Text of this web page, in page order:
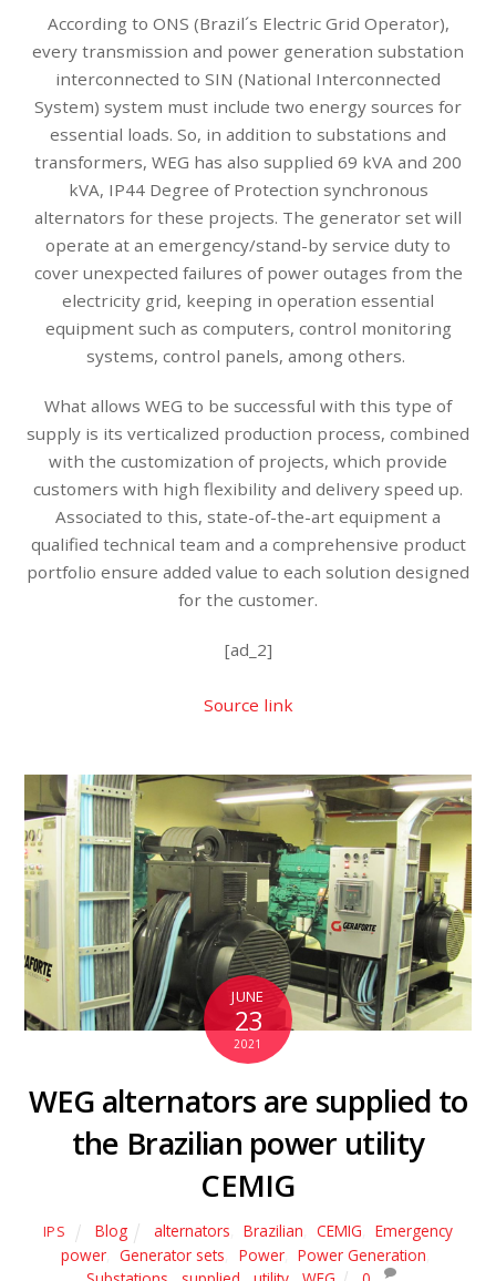
According to ONS (Brazil´s Electric Grid Operator),
every transmission and power generation substation
interconnected to SIN (National Interconnected
System) system must include two energy sources for
essential loads. So, in addition to substations and
transformers, WEG has also supplied 69 kVA and 200
kVA, IP44 Degree of Protection synchronous
alternators for these projects. The generator set will
operate at an emergency/stand-by service duty to
cover unexpected failures of power outages from the
electricity grid, keeping in operation essential
equipment such as computers, control monitoring
systems, control panels, among others.
What allows WEG to be successful with this type of
supply is its verticalized production process, combined
with the customization of projects, which provide
customers with high flexibility and delivery speed up.
Associated to this, state-of-the-art equipment a
qualified technical team and a comprehensive product
portfolio ensure added value to each solution designed
for the customer.
[ad_2]
Source link
JUNE
23
2021
WEG alternators are supplied to
the Brazilian power utility
CEMIG
IPS Blog alternators Brazilian CEMIG
Emergency
power
Generator sets Power, Power Generation